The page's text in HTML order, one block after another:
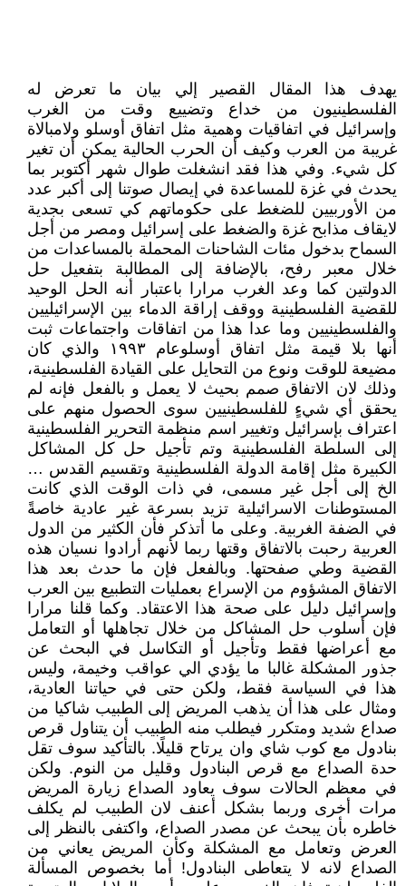
يهدف هذا المقال القصير إلي بيان ما تعرض له
الفلسطينيون من خداع وتضييع وقت من الغرب
وإسرائيل في اتفاقيات وهمية مثل اتفاق أوسلو ولامبالاة
غريبة من العرب وكيف أن الحرب الحالية يمكن أن تغير
كل شيء. وفي هذا فقد انشغلت طوال شهر أكتوبر بما
يحدث في غزة للمساعدة في إيصال صوتنا إلى أكبر عدد
من الأوربيين للضغط على حكوماتهم كي تسعى بجدية
لايقاف مذابح غزة والضغط على إسرائيل ومصر من أجل
السماح بدخول مئات الشاحنات المحملة بالمساعدات من
خلال معبر رفح، بالإضافة إلى المطالبة بتفعيل حل
الدولتين كما وعد الغرب مرارا باعتبار أنه الحل الوحيد
للقضية الفلسطينية ووقف إراقة الدماء بين الإسرائيليين
والفلسطينيين وما عدا هذا من اتفاقات واجتماعات ثبت
أنها بلا قيمة مثل اتفاق أوسلوعام ١٩٩٣ والذي كان
مضيعة للوقت ونوع من التحايل على القيادة الفلسطينية،
وذلك لان الاتفاق صمم بحيث لا يعمل و بالفعل فإنه لم
يحقق أي شيءٍ للفلسطينيين سوى الحصول منهم على
اعتراف بإسرائيل وتغيير اسم منظمة التحرير الفلسطينية
إلى السلطة الفلسطينية وتم تأجيل حل كل المشاكل
الكبيرة مثل إقامة الدولة الفلسطينية وتقسيم القدس …
الخ إلى أجل غير مسمى، في ذات الوقت الذي كانت
المستوطنات الاسرائيلية تزيد بسرعة غير عادية خاصةً
في الضفة الغربية. وعلى ما أتذكر فأن الكثير من الدول
العربية رحبت بالاتفاق وقتها ربما لأنهم أرادوا نسيان هذه
القضية وطي صفحتها. وبالفعل فإن ما حدث بعد هذا
الاتفاق المشؤوم من الإسراع بعمليات التطبيع بين العرب
وإسرائيل دليل على صحة هذا الاعتقاد. وكما قلنا مرارا
فإن أسلوب حل المشاكل من خلال تجاهلها أو التعامل
مع أعراضها فقط وتأجيل أو التكاسل في البحث عن
جذور المشكلة غالبا ما يؤدي الي عواقب وخيمة، وليس
هذا في السياسة فقط، ولكن حتى في حياتنا العادية،
ومثال على هذا أن يذهب المريض إلى الطبيب شاكيا من
صداع شديد ومتكرر فيطلب منه الطبيب أن يتناول قرص
بنادول مع كوب شاي وان يرتاح قليلًا. بالتأكيد سوف تقل
حدة الصداع مع قرص البنادول وقليل من النوم. ولكن
في معظم الحالات سوف يعاود الصداع زيارة المريض
مرات أخرى وربما بشكل أعنف لان الطبيب لم يكلف
خاطره بأن يبحث عن مصدر الصداع، واكتفى بالنظر إلى
العرض وتعامل مع المشكلة وكأن المريض يعاني من
الصداع لانه لا يتعاطى البنادول! أما بخصوص المسألة